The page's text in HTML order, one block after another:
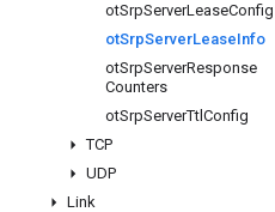
otSrpServerLeaseConfig
otSrpServerLeaseInfo
otSrpServerResponse
Counters
otSrpServerTtl Config
TCP
UDP
Link